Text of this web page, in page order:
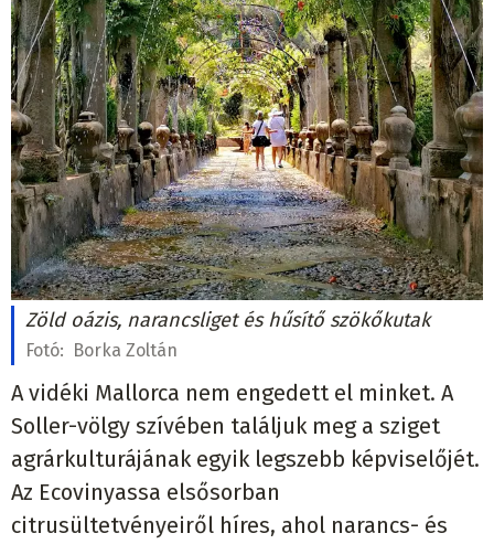
Zöld oázis, narancsliget és hűsítő szökőkutak
Fotó: Borka Zoltán
A vidéki Mallorca nem engedett el minket. A
Soller-völgy szívében találjuk meg a sziget
agrárkulturájának egyik legszebb képviselőjét.
Az Ecovinyassa elsősorban
citrusültetvényeiről híres, ahol narancs- és